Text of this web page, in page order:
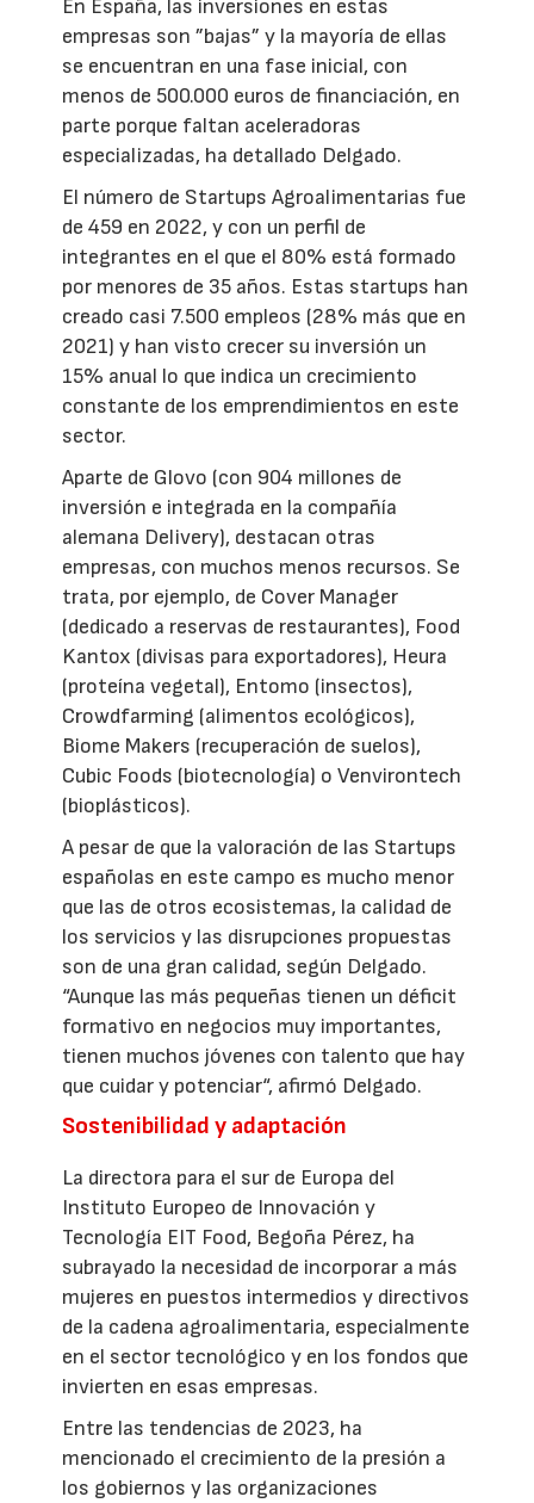
En España, las inversiones en estas
empresas son ”bajas” y la mayoría de ellas
se encuentran en una fase inicial, con
menos de 500.000 euros de financiación, en
parte porque faltan aceleradoras
especializadas, ha detallado Delgado.
El número de Startups Agroalimentarias fue
de 459 en 2022, y con un perfil de
integrantes en el que el 80% está formado
por menores de 35 años. Estas startups han
creado casi 7.500 empleos (28% más que en
2021) y han visto crecer su inversión un
15% anual lo que indica un crecimiento
constante de los emprendimientos en este
sector.
Aparte de Glovo (con 904 millones de
inversión e integrada en la compañía
alemana Delivery), destacan otras
empresas, con muchos menos recursos. Se
trata, por ejemplo, de Cover Manager
(dedicado a reservas de restaurantes), Food
Kantox (divisas para exportadores), Heura
(proteína vegetal), Entomo (insectos),
Crowdfarming (alimentos ecológicos),
Biome Makers (recuperación de suelos),
Cubic Foods (biotecnología) o Venvirontech
(bioplásticos).
A pesar de que la valoración de las Startups
españolas en este campo es mucho menor
que las de otros ecosistemas, la calidad de
los servicios y las disrupciones propuestas
son de una gran calidad, según Delgado.
“Aunque las más pequeñas tienen un déficit
formativo en negocios muy importantes,
tienen muchos jóvenes con talento que hay
que cuidar y potenciar“, afirmó Delgado.
Sostenibilidad y adaptación
La directora para el sur de Europa del
Instituto Europeo de Innovación y
Tecnología EIT Food, Begoña Pérez, ha
subrayado la necesidad de incorporar a más
mujeres en puestos intermedios y directivos
de la cadena agroalimentaria, especialmente
en el sector tecnológico y en los fondos que
invierten en esas empresas.
Entre las tendencias de 2023, ha
mencionado el crecimiento de la presión a
los gobiernos y las organizaciones